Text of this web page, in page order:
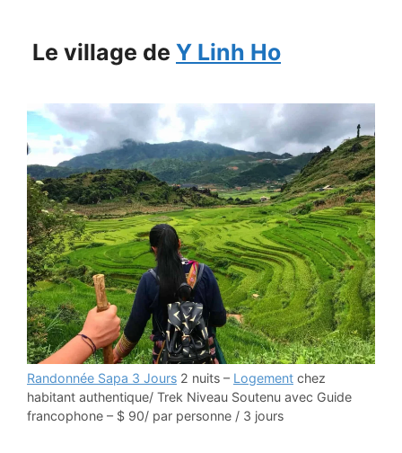
Le village de Y Linh Ho
Randonnée Sapa 3 Jours 2 nuits – Logement chez
habitant authentique/ Trek Niveau Soutenu avec Guide
francophone – $ 90/ par personne / 3 jours